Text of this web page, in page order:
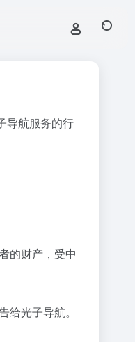
导航服务的行
的财产，受中
光子导航。